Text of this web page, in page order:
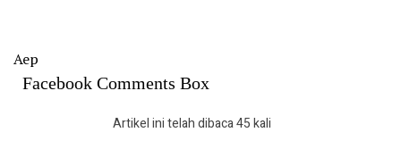
Aep
Facebook Comments Box
Artikel ini telah dibaca 45 kali